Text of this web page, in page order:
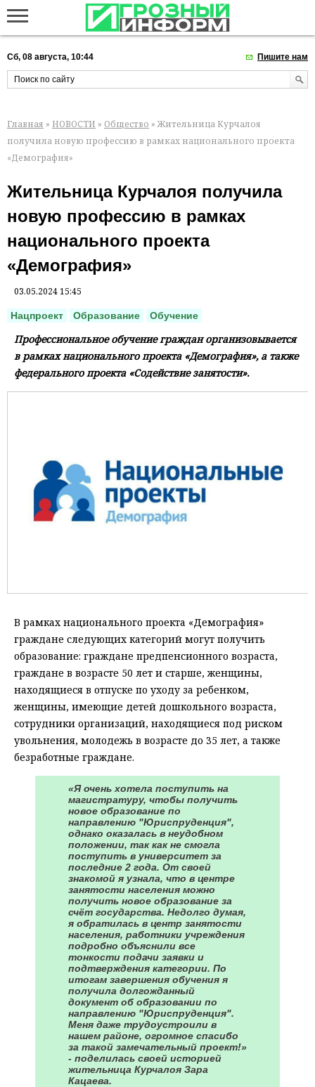
Сб, 08 августа, 10:44 Пишите нам
Главная » НОВОСТИ » Общество » Жительница Курчалоя
получила новую профессию в рамках национального проекта
«Демография»
Жительница Курчалоя получила
новую профессию в рамках
национального проекта
«Демография»
03.05.2024 15:45
Нацпроект Образование Обучение
Профессиональное обучение граждан организовывается
в рамках национального проекта «Демография», а также
федерального проекта «Содействие занятости».
В рамках национального проекта «Демография»
граждане следующих категорий могут получить
образование: граждане предпенсионного возраста,
граждане в возрасте 50 лет и старше, женщины,
находящиеся в отпуске по уходу за ребенком,
женщины, имеющие детей дошкольного возраста,
сотрудники организаций, находящиеся под риском
увольнения, молодежь в возрасте до 35 лет, а также
безработные граждане.
«Я очень хотела поступить на
магистратуру, чтобы получить
новое образование по
направлению "Юриспруденция",
однако оказалась в неудобном
положении, так как не смогла
поступить в университет за
последние 2 года. От своей
знакомой я узнала, что в центре
занятости населения можно
получить новое образование за
счёт государства. Недолго думая,
я обратилась в центр занятости
населения, работники учреждения
подробно объяснили все
тонкости подачи заявки и
подтверждения категории. По
итогам завершения обучения я
получила долгожданный
документ об образовании по
направлению "Юриспруденция".
Меня даже трудоустроили в
нашем районе, огромное спасибо
за такой замечательный проект!»
- поделилась своей историей
жительница Курчалоя Зара
Кацаева.